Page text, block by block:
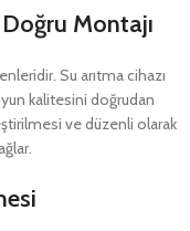
Montajı
Su arıtma cihazı
kalitesini doğrudan
ve düzenli olarak